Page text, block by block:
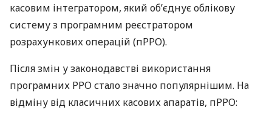
касовим інтегратором, який об’єднує облікову
систему з програмним реєстратором
розрахункових операцій (пРРО).
Після змін у законодавстві використання
програмних РРО стало значно популярнішим. На
відміну від класичних касових апаратів, пРРО: